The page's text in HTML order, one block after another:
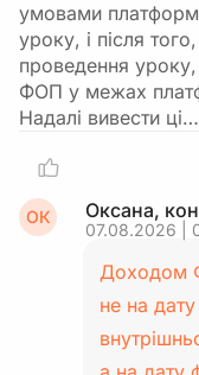
умовами
уроку, і після
проведення
ФОП у межах
Надалі вивести ці…
ОК Оксана,
07.08.2026 |
Доходом
не на